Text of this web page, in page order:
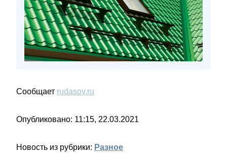
Сообщает rudasov.ru
Опубликовано: 11:15, 22.03.2021
Новость из рубрики: Разное